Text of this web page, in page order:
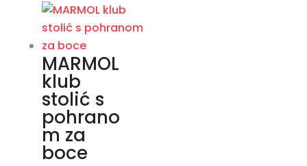
MARMOL
klub
stolić s
pohrano
m za
boce